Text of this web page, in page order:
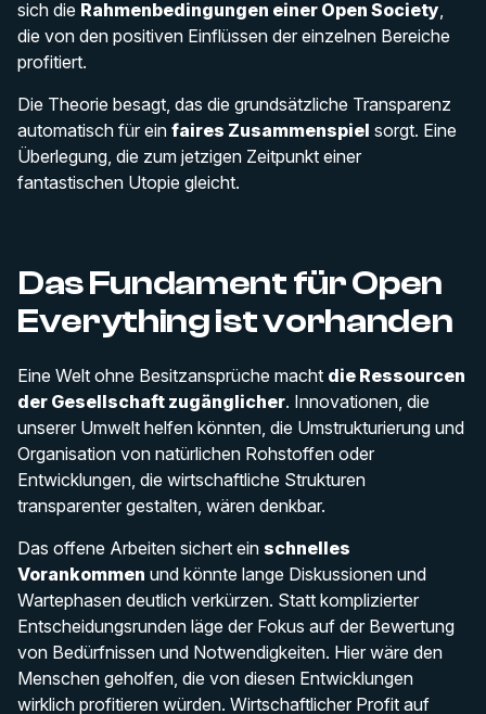
sich die Rahmenbedingungen einer Open Society,
die von den positiven Einflüssen der einzelnen Bereiche
profitiert.
Die Theorie besagt, das die grundsätzliche Transparenz
automatisch für ein faires Zusammenspiel sorgt. Eine
Überlegung, die zum jetzigen Zeitpunkt einer
fantastischen Utopie gleicht.
Das Fundament für Open
Everything ist vorhanden
Eine Welt ohne Besitzansprüche macht die Ressourcen
der Gesellschaft zugänglicher. Innovationen, die
unserer Umwelt helfen könnten, die Umstrukturierung und
Organisation von natürlichen Rohstoffen oder
Entwicklungen, die wirtschaftliche Strukturen
transparenter gestalten, wären denkbar.
Das offene Arbeiten sichert ein schnelles
Vorankommen und könnte lange Diskussionen und
Wartephasen deutlich verkürzen. Statt komplizierter
Entscheidungsrunden läge der Fokus auf der Bewertung
von Bedürfnissen und Notwendigkeiten. Hier wäre den
Menschen geholfen, die von diesen Entwicklungen
wirklich profitieren würden. Wirtschaftlicher Profit auf